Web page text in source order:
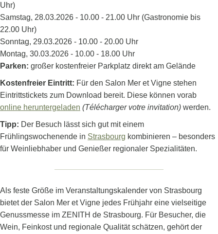
Uhr)
Samstag, 28.03.2026 - 10.00 - 21.00 Uhr (Gastronomie bis
22.00 Uhr)
Sonntag, 29.03.2026 - 10.00 - 20.00 Uhr
Montag, 30.03.2026 - 10.00 - 18.00 Uhr
Parken: großer kostenfreier Parkplatz direkt am Gelände
Kostenfreier Eintritt: Für den Salon Mer et Vigne stehen
Eintrittstickets zum Download bereit. Diese können vorab
online heruntergeladen (Télécharger votre invitation) werden.
Tipp: Der Besuch lässt sich gut mit einem
Frühlingswochenende in Strasbourg kombinieren – besonders
für Weinliebhaber und Genießer regionaler Spezialitäten.
Als feste Größe im Veranstaltungskalender von Strasbourg
bietet der Salon Mer et Vigne jedes Frühjahr eine vielseitige
Genussmesse im ZENITH de Strasbourg. Für Besucher, die
Wein, Feinkost und regionale Qualität schätzen, gehört der